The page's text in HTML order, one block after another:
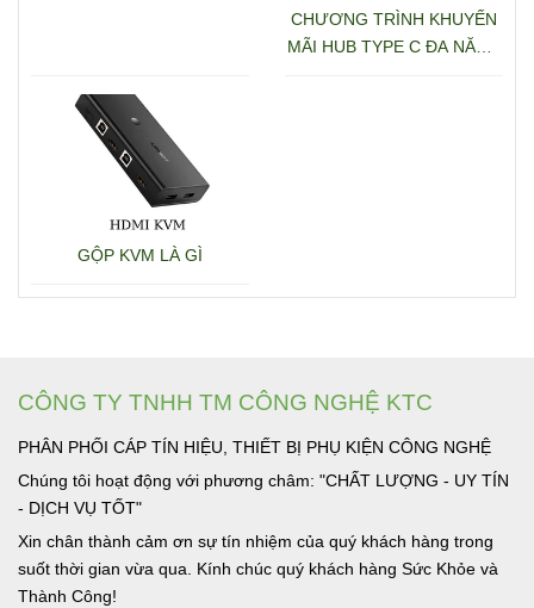
CHƯƠNG TRÌNH KHUYẾN
MÃI HUB TYPE C ĐA NĂNG
GỘP KVM LÀ GÌ
CÔNG TY TNHH TM CÔNG NGHỆ KTC
PHÂN PHỐI CÁP TÍN HIỆU, THIẾT BỊ PHỤ KIỆN CÔNG NGHỆ
Chúng tôi hoạt động với phương châm: "CHẤT LƯỢNG - UY TÍN
- DỊCH VỤ TỐT"
Xin chân thành cảm ơn sự tín nhiệm của quý khách hàng trong
suốt thời gian vừa qua. Kính chúc quý khách hàng Sức Khỏe và
Thành Công!